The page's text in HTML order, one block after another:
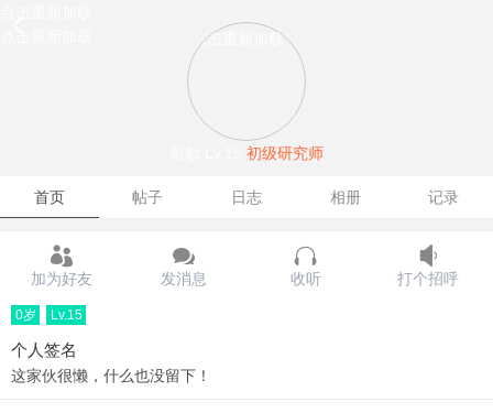
点击重新加载
初级研究师
首页 帖子 日志 相册 记录
加为好友 发消息 收听 打个招呼
0岁 Lv.15
个人签名
这家伙很懒，什么也没留下！